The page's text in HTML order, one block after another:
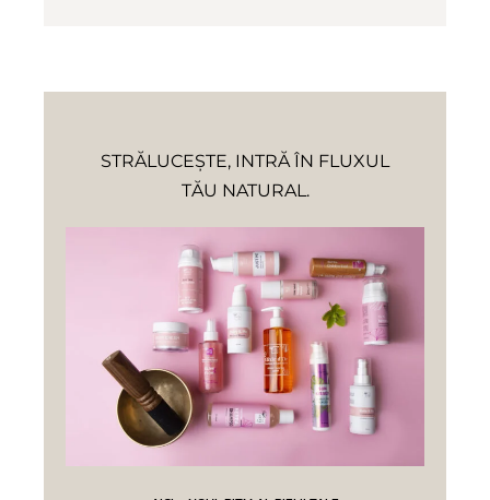
STRĂLUCEȘTE, INTRĂ ÎN FLUXUL
TĂU NATURAL.